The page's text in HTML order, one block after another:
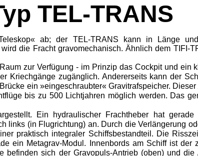
TEL-TRANS
ab; der TEL-TRANS kann in Länge
die Fracht gravomechanisch. Ähnlich dem TIFI-
zur Verfügung - im Prinzip das Cockpit und ein
Kriechgänge zugänglich. Andererseits kann der
ein »eingeschraubter« Gravitrafspeicher.
bis zu 500 Lichtjahren möglich werden. Das
Ein hydraulischer Frachtheber hat
links (in Flugrichtung) an. Durch die Verlängerung
praktisch integraler Schiffsbestandteil. Die
ein Metagrav-Modul. Innenbords am Schiff ist der
befinden sich der Gravopuls-Antrieb (oben) und die